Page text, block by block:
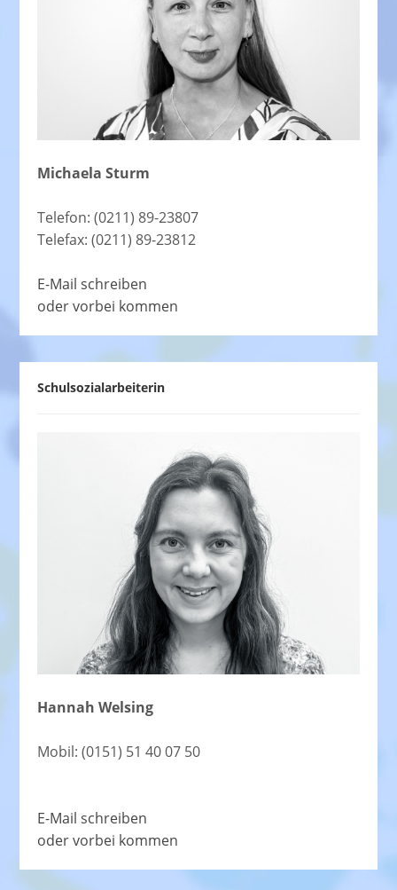
Michaela Sturm
Telefon: (0211) 89-23807
Telefax: (0211) 89-23812
E-Mail schreiben
oder vorbei kommen
Schulsozialarbeiterin
Hannah Welsing
Mobil: (0151) 51 40 07 50
E-Mail schreiben
oder vorbei kommen